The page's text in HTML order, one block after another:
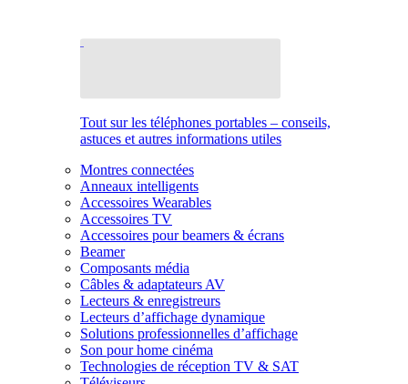
Tout sur les téléphones portables – conseils,
astuces et autres informations utiles
Montres connectées
Anneaux intelligents
Accessoires Wearables
Accessoires TV
Accessoires pour beamers & écrans
Beamer
Composants média
Câbles & adaptateurs AV
Lecteurs & enregistreurs
Lecteurs d’affichage dynamique
Solutions professionnelles d’affichage
Son pour home cinéma
Technologies de réception TV & SAT